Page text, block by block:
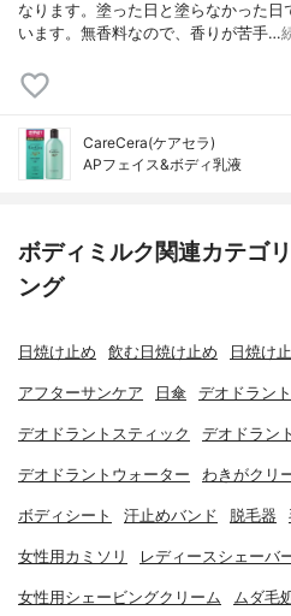
なります。塗った日と塗らなかった
います。無香料なので、香りが苦手…
CareCera(ケアセラ)
APフェイス&ボディ乳液
ボディミルク関連カテゴ
ング
日焼け止め 飲む日焼け止め 日焼け
アフターサンケア 日傘 デオドラン
デオドラントスティック デオドラン
デオドラントウォーター わきがクリ
ボディシート 汗止めバンド 脱毛器
女性用カミソリ レディースシェーバ
女性用シェービングクリーム ムダ毛